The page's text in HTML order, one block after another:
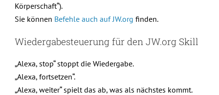
Körperschaft“).
Sie können Befehle auch auf JW.org finden.
Wiedergabesteuerung für den JW.org Skill
„Alexa, stop“ stoppt die Wiedergabe.
„Alexa, fortsetzen“.
„Alexa, weiter“ spielt das ab, was als nächstes kommt.